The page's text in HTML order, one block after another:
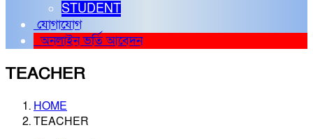
STUDENT
যোগাযোগ
অনলাইন ভর্তি আবেদন
TEACHER
HOME
TEACHER